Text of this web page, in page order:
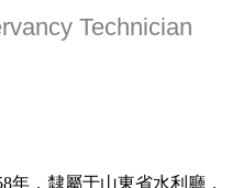
Technician
，隸屬于山東省水利廳，